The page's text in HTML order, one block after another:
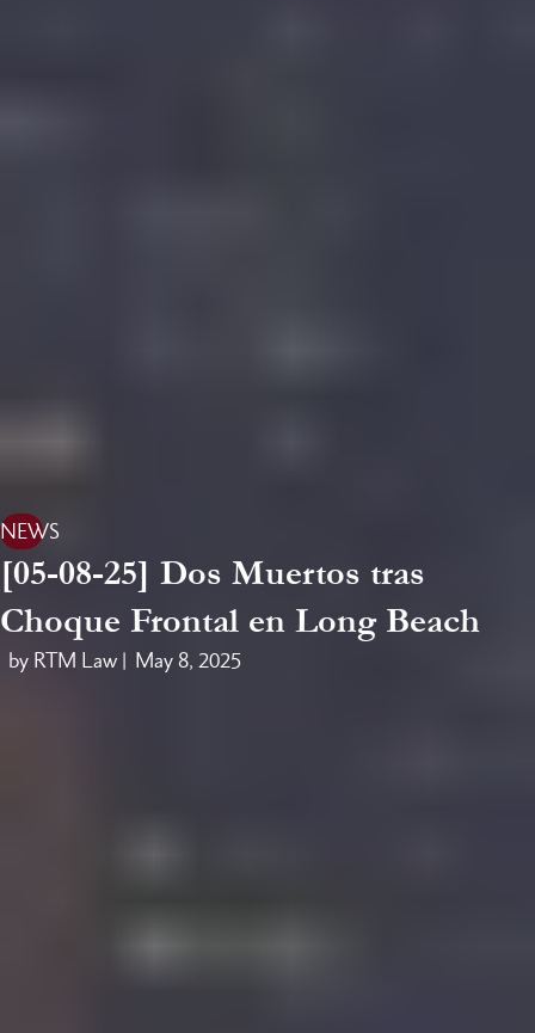
NEWS
[05-08-25] Dos Muertos tras
Choque Frontal en Long Beach
by RTM Law | May 8, 2025